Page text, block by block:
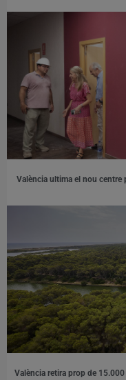
València ultima el nou centre
València retira prop de